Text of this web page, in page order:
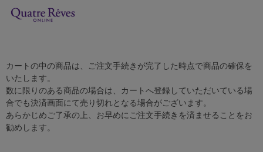
カートの中の商品は、ご注文手続きが完了した時点で商品の確保を
いたします。
数に限りのある商品の場合は、カートへ登録していただいている場
合でも決済画面にて売り切れとなる場合がございます。
あらかじめご了承の上、お早めにご注文手続きを済ませることをお
勧めします。